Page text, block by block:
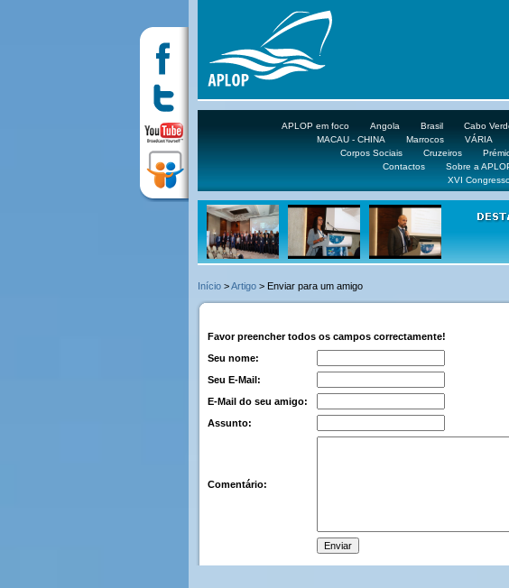
APLOP em foco Angola Brasil Cabo
MACAU - CHINA
Marrocos VÁRIA
Corpos Sociais
Cruzeiros
Contactos
Sobre a
XVI
Início >Artigo > Enviar para um amigo
Favor preencher todos os campos correctamente!
Seu nome:
Seu E-Mail:
E-Mail do seu amigo:
Assunto:
Comentário: